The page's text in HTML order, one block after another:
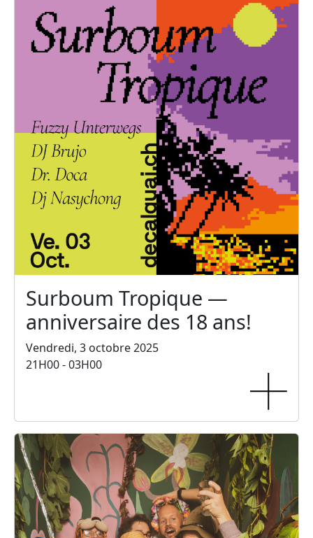
Surboum Tropique —
anniversaire des 18 ans!
Vendredi, 3 octobre 2025
21H00 - 03H00